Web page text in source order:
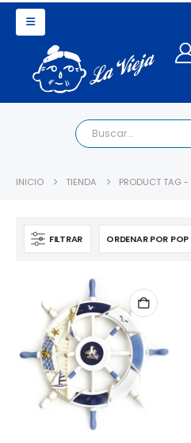
INICIO TIENDA PRODUCT TAG -
FILTRAR